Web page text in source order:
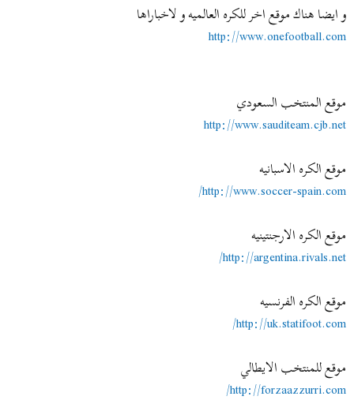
و ايضا هناك موقع اخر للكره العالميه و لاخباراها
http://www.onefootball.com
موقع المنتخب السعودي
http://www.sauditeam.cjb.net
موقع الكره الاسبانيه
http://www.soccer-spain.com/
موقع الكره الارجنتينيه
http://argentina.rivals.net/
موقع الكره الفرنسيه
http://uk.statifoot.com/
موقع للمنتخب الايطالي
http://forzaazzurri.com/